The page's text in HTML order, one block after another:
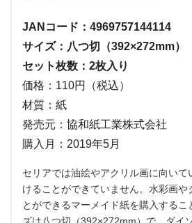
JANコード：4969757144114
サイズ：八つ切（392×272mm）
セット枚数：2枚入り
価格：110円（税込）
材質：紙
発売元：協和紙工業株式会社
購入月：2019年5月
セリアでは油絵やアクリル画に向いて
けることができていません。水彩画や
とができるマーメイド紙を購入するこ
ズは八つ切（392×272mm）で、ダイ